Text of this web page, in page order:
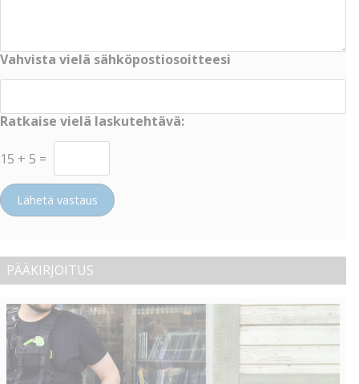
Vahvista vielä sähköpostiosoitteesi
Ratkaise vielä laskutehtävä:
15 + 5 =
Lähetä vastaus
PÄÄKIRJOITUS